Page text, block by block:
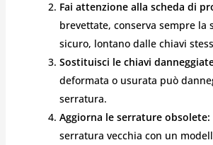
Fai attenzione alla scheda di
brevettate, conserva sempre la
sicuro, lontano dalle chiavi
Sostituisci le chiavi
deformata o usurata può
serratura.
Aggiorna le serrature obsolete:
serratura vecchia con un